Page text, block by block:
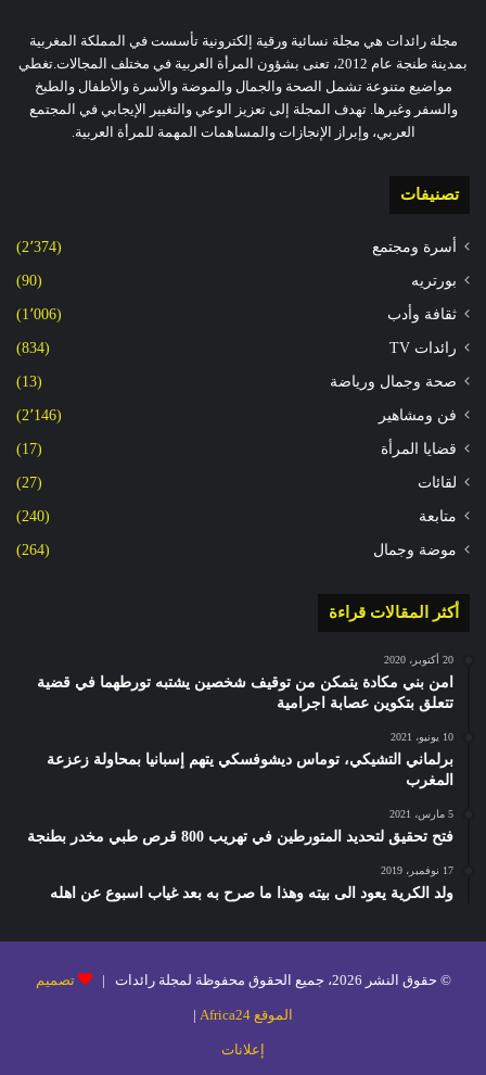
مجلة رائدات هي مجلة نسائية ورقية إلكترونية تأسست في المملكة المغربية
بمدينة طنجة عام 2012، تعنى بشؤون المرأة العربية في مختلف المجالات.تغطي
مواضيع متنوعة تشمل الصحة والجمال والموضة والأسرة والأطفال والطبخ
والسفر وغيرها. تهدف المجلة إلى تعزيز الوعي والتغيير الإيجابي في المجتمع
العربي، وإبراز الإنجازات والمساهمات المهمة للمرأة العربية.
تصنيفات
أسرة ومجتمع (2٬374)
بورتريه (90)
ثقافة وأدب (1٬006)
رائدات TV (834)
صحة وجمال ورياضة (13)
فن ومشاهير (2٬146)
قضايا المرأة (17)
لقائات (27)
متابعة (240)
موضة وجمال (264)
أكثر المقالات قراءة
20 أكتوبر، 2020
امن بني مكادة يتمكن من توقيف شخصين يشتبه تورطهما في قضية
تتعلق بتكوين عصابة اجرامية
10 يونيو، 2021
برلماني التشيكي، توماس ديشوفسكي يتهم إسبانيا بمحاولة زعزعة
المغرب
5 مارس، 2021
فتح تحقيق لتحديد المتورطين في تهريب 800 قرص طبي مخدر بطنجة
17 نوفمبر، 2019
ولد الكرية يعود الى بيته وهذا ما صرح به بعد غياب اسبوع عن اهله
© حقوق النشر 2026، جميع الحقوق محفوظة لمجلة رائدات | تصميم
الموقع Africa24 |
إعلانات